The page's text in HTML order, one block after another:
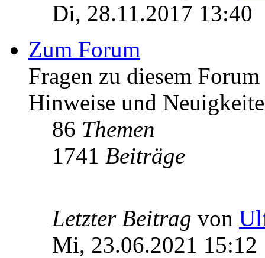
Di, 28.11.2017 13:40
Zum Forum
Fragen zu diesem
Hinweise und
86 Themen
1741 Beiträge
Letzter Beitrag von
Mi, 23.06.2021 15:12